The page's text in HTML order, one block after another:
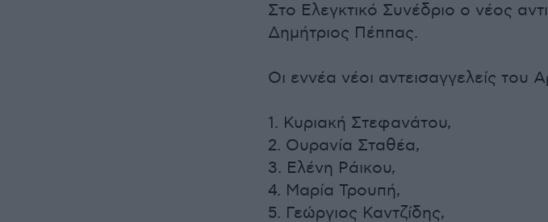
Στο Ελεγκτικό Συνέδριο ο νέος
Δημήτριος Πέππας.
Οι εννέα νέοι αντεισαγγελείς του
1. Κυριακή Στεφανάτου,
2. Ουρανία Σταθέα,
3. Ελένη Ράικου,
4. Μαρία Τρουπή,
5. Γεώργιος Καντζίδης,